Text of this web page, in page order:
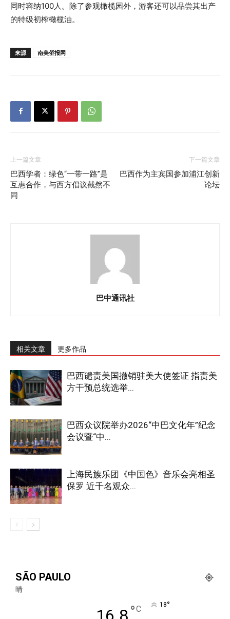
同时容纳100人。除了参观橄榄园外，游客还可以品尝其出产
的特级初榨橄榄油。
来源 南美侨报网
上一篇文章
巴西学者：绿色“一带一路”是
互惠合作，与西方倡议截然不
同
下一篇文章
巴西作为主宾国参加浦江创新
论坛
巴中通讯社
相关文章 更多作品
巴西谴责美国撤销驻美大使签证 指责美
方干预总统选举...
巴西众议院举办2026“中巴文化年”纪念
会议暨“中...
上海民族乐团《中国色》音乐会亮相圣
保罗 近千名观众...
SÃO PAULO
晴
°C 18°